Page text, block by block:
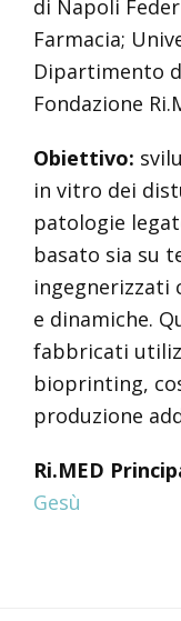
di Napoli
Farmacia;
Dipartimento
Fondazione
Obiettivo:
in vitro dei
patologie
basato sia su
ingegnerizzati
e dinamiche.
fabbricati
bioprinting,
produzione
Ri.MED
Gesù